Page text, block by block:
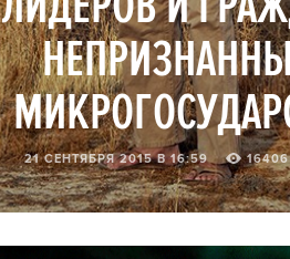
21 СЕНТЯБРЯ 2015 В 16:59 16406